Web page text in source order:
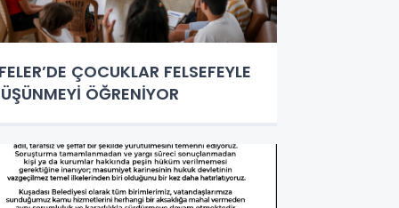
ÇOCUKLAR FELSEFEYLE
ÖĞRENİYOR